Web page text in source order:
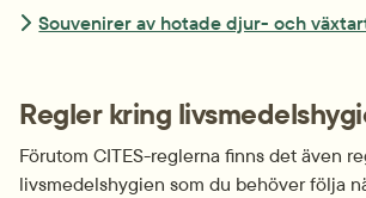
Souvenirer av hotade djur- och
Regler kring
Förutom CITES-reglerna finns det även
livsmedelshygien som du behöver följa